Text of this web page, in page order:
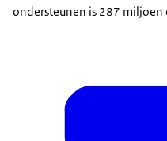
ondersteunen is 287 miljoen